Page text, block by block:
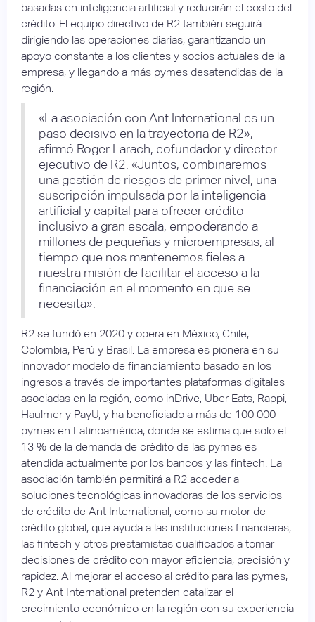
basadas en inteligencia artificial y reducirán el costo del
crédito. El equipo directivo de R2 también seguirá
dirigiendo las operaciones diarias, garantizando un
apoyo constante a los clientes y socios actuales de la
empresa, y llegando a más pymes desatendidas de la
región.
«La asociación con Ant International es un
paso decisivo en la trayectoria de R2»,
afirmó Roger Larach, cofundador y director
ejecutivo de R2. «Juntos, combinaremos
una gestión de riesgos de primer nivel, una
suscripción impulsada por la inteligencia
artificial y capital para ofrecer crédito
inclusivo a gran escala, empoderando a
millones de pequeñas y microempresas, al
tiempo que nos mantenemos fieles a
nuestra misión de facilitar el acceso a la
financiación en el momento en que se
necesita».
R2 se fundó en 2020 y opera en México, Chile,
Colombia, Perú y Brasil. La empresa es pionera en su
innovador modelo de financiamiento basado en los
ingresos a través de importantes plataformas digitales
asociadas en la región, como inDrive, Uber Eats, Rappi,
Haulmer y PayU, y ha beneficiado a más de 100 000
pymes en Latinoamérica, donde se estima que solo el
13 % de la demanda de crédito de las pymes es
atendida actualmente por los bancos y las fintech. La
asociación también permitirá a R2 acceder a
soluciones tecnológicas innovadoras de los servicios
de crédito de Ant International, como su motor de
crédito global, que ayuda a las instituciones financieras,
las fintech y otros prestamistas cualificados a tomar
decisiones de crédito con mayor eficiencia, precisión y
rapidez. Al mejorar el acceso al crédito para las pymes,
R2 y Ant International pretenden catalizar el
crecimiento económico en la región con su experiencia